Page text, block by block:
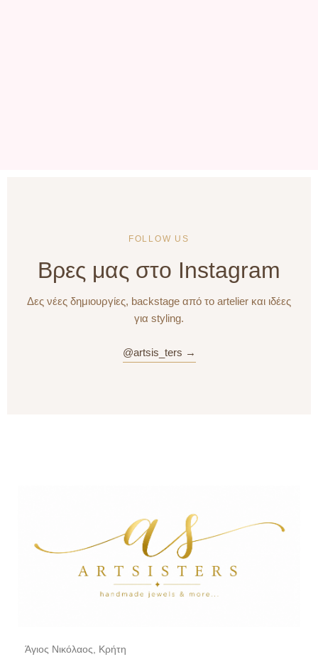
FOLLOW US
Βρες μας στο Instagram
Δες νέες δημιουργίες, backstage από το artelier και ιδέες
για styling.
@artsis_ters →
Άγιος Νικόλαος, Κρήτη